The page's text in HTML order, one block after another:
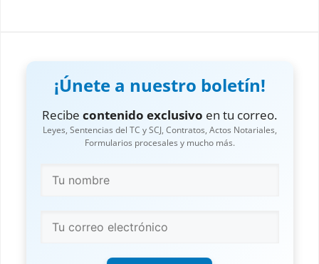
¡Únete a nuestro boletín!
Recibe contenido exclusivo en tu correo.
Leyes, Sentencias del TC y SCJ, Contratos, Actos Notariales,
Formularios procesales y mucho más.